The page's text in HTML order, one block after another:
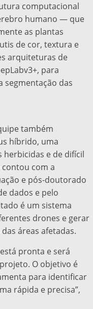
computacional
humano — que
as plantas
de cor, textura e
arquiteturas de
para
segmentação das
também
híbrido, uma
e de difícil
com a
e pós-doutorado
dados e pelo
é um sistema
drones e gerar
áreas afetadas.
pronta e será
O objetivo é
para identificar
rápida e precisa”,